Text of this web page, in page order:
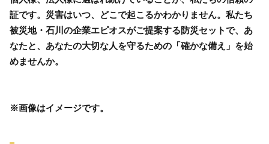
証です。災害はいつ、どこで起こるかわかりません。私たち
被災地・石川の企業エピオスがご提案する防災セットで、あ
なたと、あなたの大切な人を守るための「確かな備え」を始
めませんか。
※画像はイメージです。